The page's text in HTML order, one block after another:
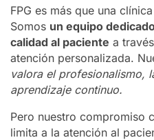
FPG es más que una
Somos un equipo
calidad al paciente a
atención personalizada.
valora el profesionalismo,
aprendizaje continuo.
Pero nuestro compromiso
limita a la atención al